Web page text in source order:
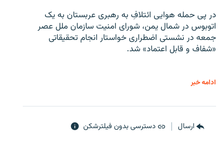
در پی حمله هوایی ائتلافِ به رهبری عربستان به یک
اتوبوس در شمال یمن، شورای امنیت سازمان ملل عصر
جمعه در نشستی اضطراری خواستار انجام تحقیقاتی
«شفاف و قابل اعتماد» شد.
ادامه خبر
ارسال دسترسی بدون فیلترشکن